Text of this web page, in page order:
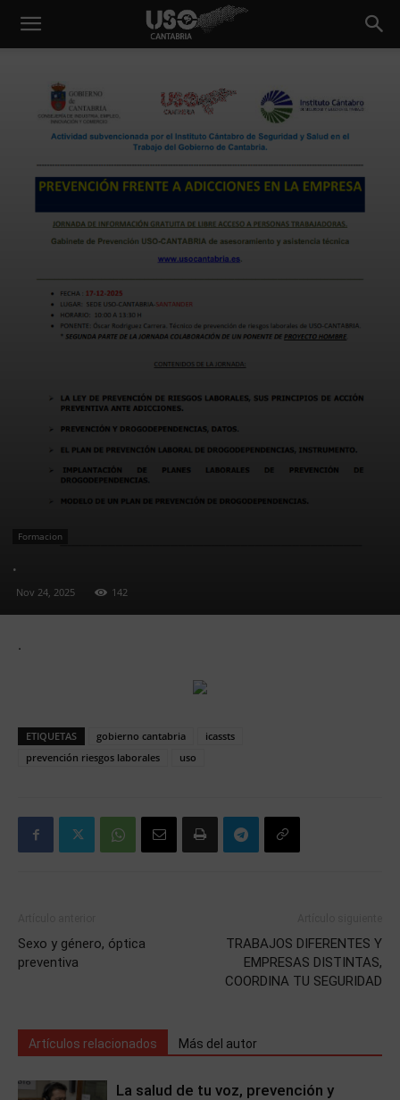
Formacion
.
Nov 24, 2025 142
.
ETIQUETAS gobierno cantabria
icassts
prevención riesgos laborales
uso
Sexo y género, óptica
preventiva
TRABAJOS DIFERENTES Y
EMPRESAS DISTINTAS,
COORDINA TU SEGURIDAD
Artículos relacionados Más del autor
La salud de tu voz, prevención y